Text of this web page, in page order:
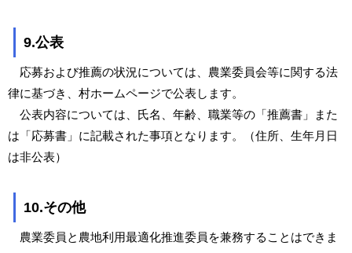
9.公表
応募および推薦の状況については、農業委員会等に関する法
律に基づき、村ホームページで公表します。
公表内容については、氏名、年齢、職業等の「推薦書」また
は「応募書」に記載された事項となります。（住所、生年月日
は非公表）
10.その他
農業委員と農地利用最適化推進委員を兼務することはできま